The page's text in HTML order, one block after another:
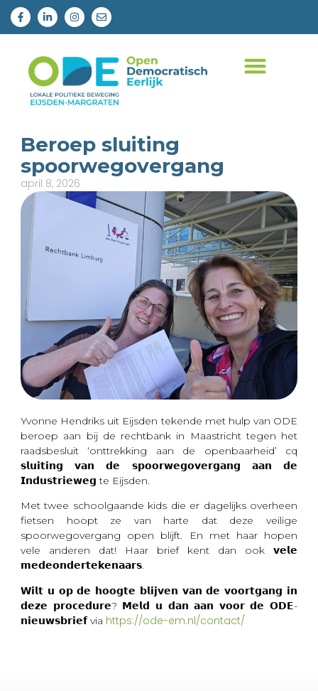
Beroep sluiting
spoorwegovergang
april 8, 2026
Yvonne Hendriks uit Eijsden tekende met hulp van ODE
beroep aan bij de rechtbank in Maastricht tegen het
raadsbesluit ‘onttrekking aan de openbaarheid’ cq
𝘀𝗹𝘂𝗶𝘁𝗶𝗻𝗴 𝘃𝗮𝗻 𝗱𝗲 𝘀𝗽𝗼𝗼𝗿𝘄𝗲𝗴𝗼𝘃𝗲𝗿𝗴𝗮𝗻𝗴 𝗮𝗮𝗻 𝗱𝗲
𝗜𝗻𝗱𝘂𝘀𝘁𝗿𝗶𝗲𝘄𝗲𝗴 te Eijsden.
Met twee schoolgaande kids die er dagelijks overheen
fietsen hoopt ze van harte dat deze veilige
spoorwegovergang open blijft. En met haar hopen
vele anderen dat! Haar brief kent dan ook 𝘃𝗲𝗹𝗲
𝗺𝗲𝗱𝗲𝗼𝗻𝗱𝗲𝗿𝘁𝗲𝗸𝗲𝗻𝗮𝗮𝗿𝘀.
𝗪𝗶𝗹𝘁 𝘂 𝗼𝗽 𝗱𝗲 𝗵𝗼𝗼𝗴𝘁𝗲 𝗯𝗹𝗶𝗷𝘃𝗲𝗻 𝘃𝗮𝗻 𝗱𝗲 𝘃𝗼𝗼𝗿𝘁𝗴𝗮𝗻𝗴 𝗶𝗻
𝗱𝗲𝘇𝗲 𝗽𝗿𝗼𝗰𝗲𝗱𝘂𝗿𝗲? 𝗠𝗲𝗹𝗱 𝘂 𝗱𝗮𝗻 𝗮𝗮𝗻 𝘃𝗼𝗼𝗿 𝗱𝗲 𝗢𝗗𝗘-
𝗻𝗶𝗲𝘂𝘄𝘀𝗯𝗿𝗶𝗲𝗳 via https://ode-em.nl/contact/